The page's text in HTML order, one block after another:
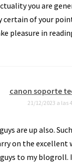
you are
of your
pleasure in
canon soporte
21/12/2023 a las
are up also.
on the excellent
to my blogroll.